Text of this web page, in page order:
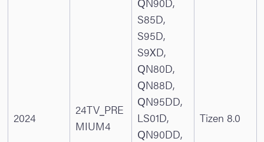
2024
24TV_PRE
MIUM4
S85D,
S95D,
S9XD,
QN80D,
QN88D,
QN95DD,
LS01D,
QN90DD,
Tizen 8.0